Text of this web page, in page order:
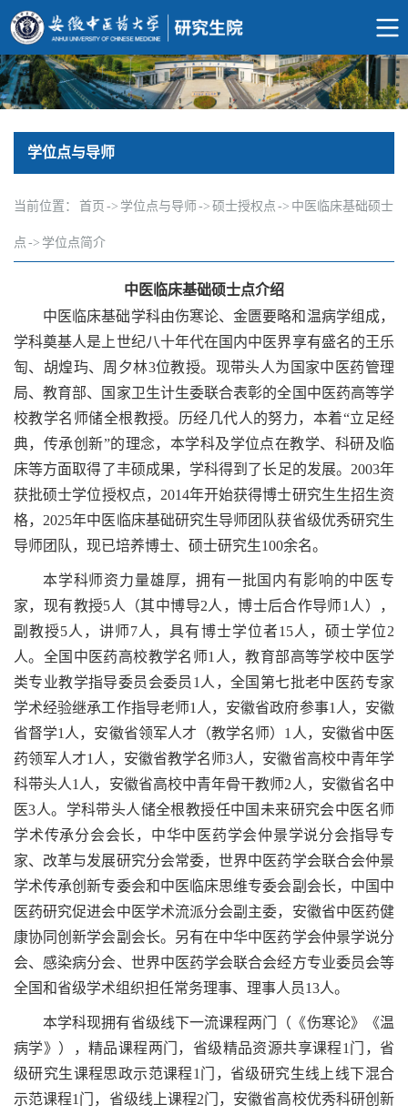
学位点与导师
当前位置： 首页 -> 学位点与导师-> 硕士授权点 -> 中医临床基础硕士
点 -> 学位点简介
中医临床基础硕士点介绍
中医临床基础学科由伤寒论、金匮要略和温病学组成，
学科奠基人是上世纪八十年代在国内中医界享有盛名的王乐
匋、胡煌玙、周夕林3位教授。现带头人为国家中医药管理
局、教育部、国家卫生计生委联合表彰的全国中医药高等学
校教学名师储全根教授。历经几代人的努力，本着“立足经
典，传承创新”的理念，本学科及学位点在教学、科研及临
床等方面取得了丰硕成果，学科得到了长足的发展。2003年
获批硕士学位授权点，2014年开始获得博士研究生生招生资
格，2025年中医临床基础研究生导师团队获省级优秀研究生
导师团队，现已培养博士、硕士研究生100余名。
本学科师资力量雄厚，拥有一批国内有影响的中医专
家，现有教授5人（其中博导2人，博士后合作导师1人），
副教授5人，讲师7人，具有博士学位者15人，硕士学位2
人。全国中医药高校教学名师1人，教育部高等学校中医学
类专业教学指导委员会委员1人，全国第七批老中医药专家
学术经验继承工作指导老师1人，安徽省政府参事1人，安徽
省督学1人，安徽省领军人才（教学名师）1人，安徽省中医
药领军人才1人，安徽省教学名师3人，安徽省高校中青年学
科带头人1人，安徽省高校中青年骨干教师2人，安徽省名中
医3人。学科带头人储全根教授任中国未来研究会中医名师
学术传承分会会长，中华中医药学会仲景学说分会指导专
家、改革与发展研究分会常委，世界中医药学会联合会仲景
学术传承创新专委会和中医临床思维专委会副会长，中国中
医药研究促进会中医学术流派分会副主委，安徽省中医药健
康协同创新学会副会长。另有在中华中医药学会仲景学说分
会、感染病分会、世界中医药学会联合会经方专业委员会等
全国和省级学术组织担任常务理事、理事人员13人。
本学科现拥有省级线下一流课程两门（《伤寒论》《温
病学》），精品课程两门，省级精品资源共享课程1门，省
级研究生课程思政示范课程1门，省级研究生线上线下混合
示范课程1门，省级线上课程2门，安徽省高校优秀科研创新